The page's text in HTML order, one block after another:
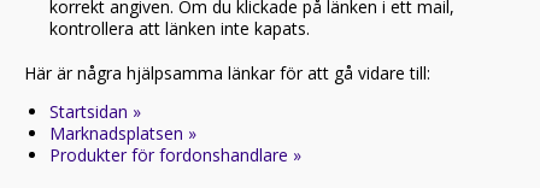
korrekt angiven. Om du klickade på länken i ett mail,
kontrollera att länken inte kapats.
Här är några hjälpsamma länkar för att gå vidare till:
Startsidan »
Marknadsplatsen »
Produkter för fordonshandlare »